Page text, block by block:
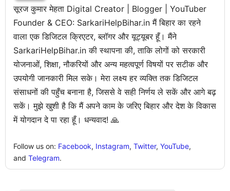
सूरज कुमार मेहता Digital Creator | Blogger | YouTuber
Founder & CEO: SarkariHelpBihar.in मैं बिहार का रहने
वाला एक डिजिटल क्रिएटर, ब्लॉगर और यूट्यूबर हूँ। मैंने
SarkariHelpBihar.in की स्थापना की, ताकि लोगों को सरकारी
योजनाओं, शिक्षा, नौकरियों और अन्य महत्वपूर्ण विषयों पर सटीक और
उपयोगी जानकारी मिल सके। मेरा लक्ष्य हर व्यक्ति तक डिजिटल
संसाधनों की पहुँच बनाना है, जिससे वे सही निर्णय ले सकें और आगे बढ़
सकें। मुझे खुशी है कि मैं अपने काम के जरिए बिहार और देश के विकास
में योगदान दे पा रहा हूँ। धन्यवाद! 🙏
Follow us on: Facebook, Instagram, Twitter, YouTube,
and Telegram.